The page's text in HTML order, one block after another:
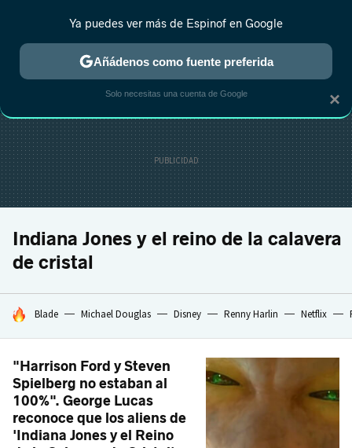
ESTRENOS REALITY ANIME RANKINGS CINE
Indiana Jones y el reino de la calavera
de cristal
HOY SE HABLA DE
Blade Michael Douglas Disney Renny Harlin Netflix
"Harrison Ford y Steven
Spielberg no estaban al
100%". George Lucas
reconoce que los aliens de
'Indiana Jones y el Reino
×
Ya puedes ver más de Espinof en Google
Añádenos como fuente preferida
Solo necesitas una cuenta de Google